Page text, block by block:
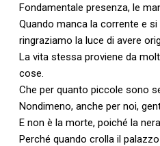
Fondamentale presenza, le
Quando manca la corrente e
ringraziamo la luce di avere
La vita stessa proviene da
cose.
Che per quanto piccole sono
Nondimeno, anche per noi,
E non è la morte, poiché la
Perché quando crolla il